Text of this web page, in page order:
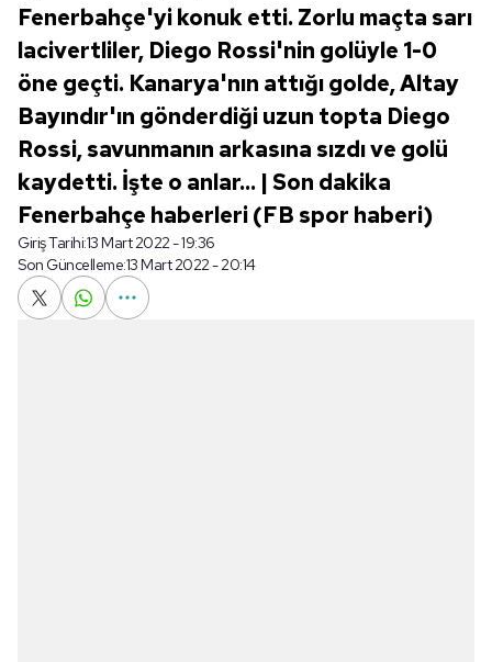
Fenerbahçe'yi konuk etti. Zorlu maçta sarı
lacivertliler, Diego Rossi'nin golüyle 1-0
öne geçti. Kanarya'nın attığı golde, Altay
Bayındır'ın gönderdiği uzun topta Diego
Rossi, savunmanın arkasına sızdı ve golü
kaydetti. İşte o anlar... | Son dakika
Fenerbahçe haberleri (FB spor haberi)
Giriş Tarihi:13 Mart 2022 - 19:36
Son Güncelleme:13 Mart 2022 - 20:14